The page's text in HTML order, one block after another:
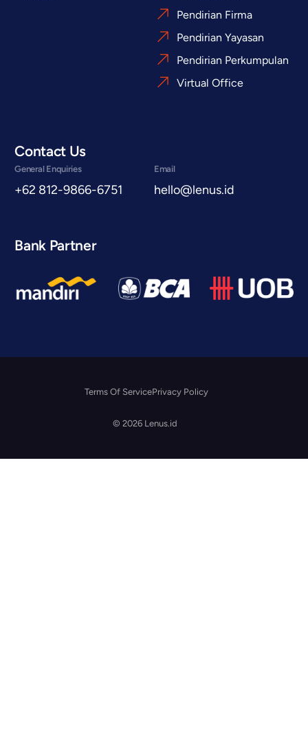
Pendirian Firma
Pendirian Yayasan
Pendirian Perkumpulan
Virtual Office
Contact Us
General Enquiries
+62 812-9866-6751
Email
hello@lenus.id
Bank Partner
© 2026 Lenus.id
Terms Of ServicePrivacy Policy